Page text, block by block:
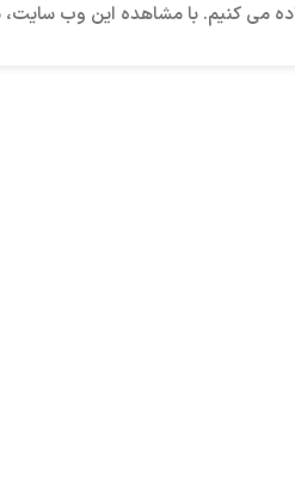
می کنیم. با مشاهده این وب